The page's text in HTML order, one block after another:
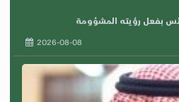
بفعل رؤيته المشؤومة
2026-08-08